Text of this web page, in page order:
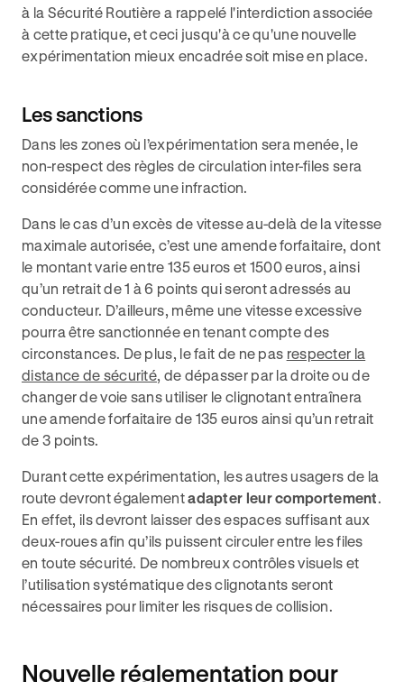
à la Sécurité Routière a rappelé l'interdiction associée
à cette pratique, et ceci jusqu'à ce qu'une nouvelle
expérimentation mieux encadrée soit mise en place.
Les sanctions
Dans les zones où l’expérimentation sera menée, le
non-respect des règles de circulation inter-files sera
considérée comme une infraction.
Dans le cas d’un excès de vitesse au-delà de la vitesse
maximale autorisée, c’est une amende forfaitaire, dont
le montant varie entre 135 euros et 1500 euros, ainsi
qu’un retrait de 1 à 6 points qui seront adressés au
conducteur. D’ailleurs, même une vitesse excessive
pourra être sanctionnée en tenant compte des
circonstances. De plus, le fait de ne pas respecter la
distance de sécurité, de dépasser par la droite ou de
changer de voie sans utiliser le clignotant entraînera
une amende forfaitaire de 135 euros ainsi qu’un retrait
de 3 points.
Durant cette expérimentation, les autres usagers de la
route devront égalementadapter leur comportement.
En effet, ils devront laisser des espaces suffisant aux
deux-roues afin qu’ils puissent circuler entre les files
en toute sécurité. De nombreux contrôles visuels et
l’utilisation systématique des clignotants seront
nécessaires pour limiter les risques de collision.
Nouvelle réglementation pour